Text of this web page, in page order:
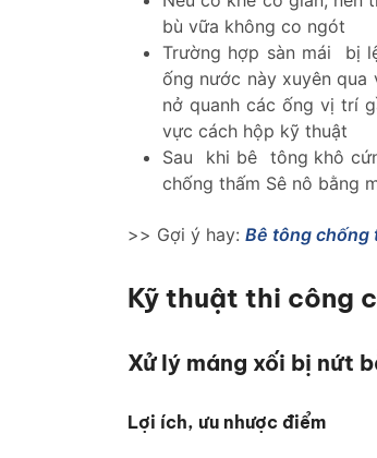
bù vữa không co ngót
Trường hợp sàn mái bị
ống nước này xuyên
nở quanh các ống vị trí
vực cách hộp kỹ thuật
Sau khi bê tông khô
chống thấm Sê nô bằng
>> Gợi ý hay: Bê tông chống
Kỹ thuật thi công
Xử lý máng xối bị nứt
Lợi ích, ưu nhược điểm